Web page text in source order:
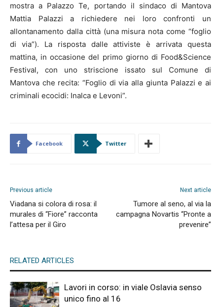
mostra a Palazzo Te, portando il sindaco di Mantova
Mattia Palazzi a richiedere nei loro confronti un
allontanamento dalla città (una misura nota come “foglio
di via”). La risposta dalle attiviste è arrivata questa
mattina, in occasione del primo giorno di Food&Science
Festival, con uno striscione issato sul Comune di
Mantova che recita: “Foglio di via alla giunta Palazzi e ai
criminali ecocidi: Inalca e Levoni”.
Facebook Twitter
Previous article
Viadana si colora di rosa: il
murales di “Fiore” racconta
l’attesa per il Giro
Next article
Tumore al seno, al via la
campagna Novartis “Pronte a
prevenire”
RELATED ARTICLES
Lavori in corso: in viale Oslavia senso
unico fino al 16